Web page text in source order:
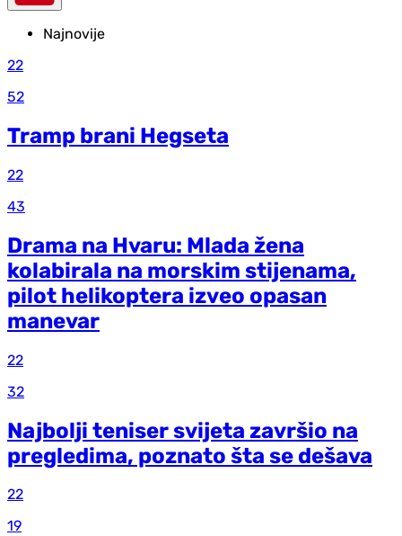
Najnovije
22
52
Tramp brani Hegseta
22
43
Drama na Hvaru: Mlada žena
kolabirala na morskim stijenama,
pilot helikoptera izveo opasan
manevar
22
32
Najbolji teniser svijeta završio na
pregledima, poznato šta se dešava
22
19